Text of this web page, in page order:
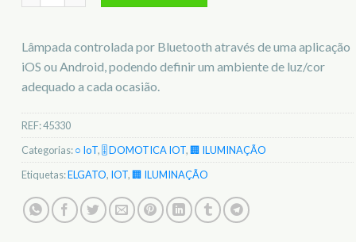
Lâmpada controlada por Bluetooth através de uma aplicação
iOS ou Android, podendo definir um ambiente de luz/cor
adequado a cada ocasião.
REF:45330
Categorias:○ IoT, 🎚️ DOMOTICA IOT,🏢 ILUMINAÇÃO
Etiquetas:ELGATO, IOT,🏢 ILUMINAÇÃO